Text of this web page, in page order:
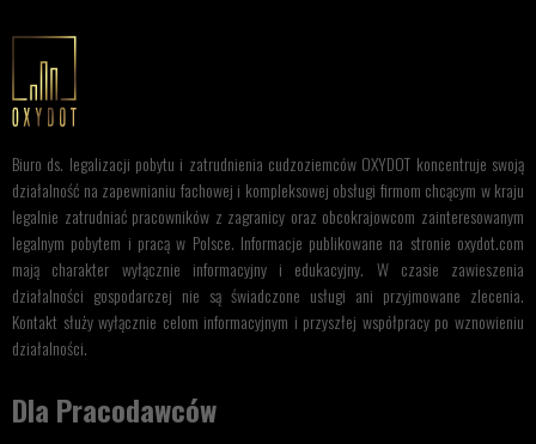
Biuro ds. legalizacji pobytu i zatrudnienia cudzoziemców OXYDOT koncentruje swoją
działalność na zapewnianiu fachowej i kompleksowej obsługi firmom chcącym w kraju
legalnie zatrudniać pracowników z zagranicy oraz obcokrajowcom zainteresowanym
legalnym pobytem i pracą w Polsce. Informacje publikowane na stronie oxydot.com
mają charakter wyłącznie informacyjny i edukacyjny. W czasie zawieszenia
działalności gospodarczej nie są świadczone usługi ani przyjmowane zlecenia.
Kontakt służy wyłącznie celom informacyjnym i przyszłej współpracy po wznowieniu
działalności.
Dla Pracodawców